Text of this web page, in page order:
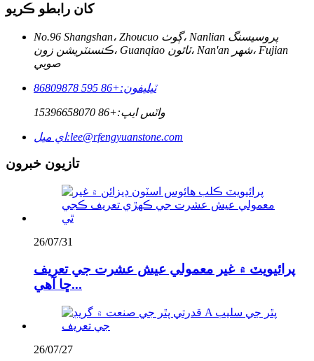
کان رابطو ڪريو
No.96 Shangshan، Zhoucuo ڳوٺ، Nanlian پروسيسنگ
ڪنسنٽريشن زون، Guanqiao ٽائون، Nan'an شهر، Fujian
صوبي
ٽيليفون:+86 595 86809878
واٽس ايپ:+86 15396658070
اي ميل:lee@rfengyuanstone.com
تازيون خبرون
26/07/31
پرائيويٽ ۾ غير معمولي عيش عشرت جي تعريف
ڇا آهي...
26/07/27